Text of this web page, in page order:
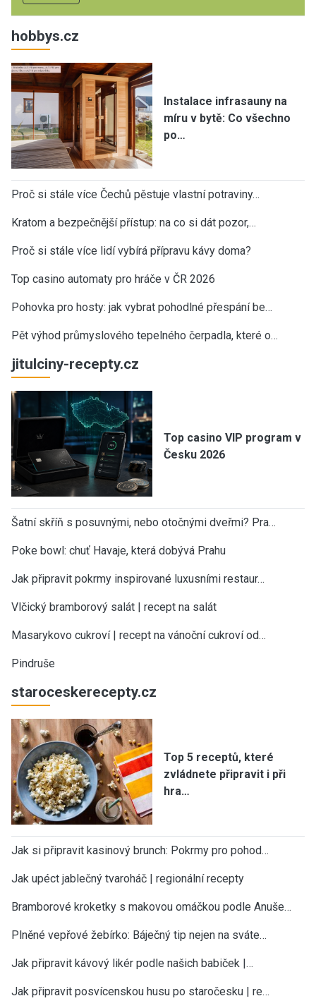
hobbys.cz
Instalace infrasauny na
míru v bytě: Co všechno
po…
Proč si stále více Čechů pěstuje vlastní potraviny…
Kratom a bezpečnější přístup: na co si dát pozor,…
Proč si stále více lidí vybírá přípravu kávy doma?
Top casino automaty pro hráče v ČR 2026
Pohovka pro hosty: jak vybrat pohodlné přespání be…
Pět výhod průmyslového tepelného čerpadla, které o…
jitulciny-recepty.cz
Top casino VIP program v
Česku 2026
Šatní skříň s posuvnými, nebo otočnými dveřmi? Pra…
Poke bowl: chuť Havaje, která dobývá Prahu
Jak připravit pokrmy inspirované luxusními restaur…
Vlčický bramborový salát | recept na salát
Masarykovo cukroví | recept na vánoční cukroví od…
Pindruše
staroceskerecepty.cz
Top 5 receptů, které
zvládnete připravit i při
hra…
Jak si připravit kasinový brunch: Pokrmy pro pohod…
Jak upéct jablečný tvaroháč | regionální recepty
Bramborové kroketky s makovou omáčkou podle Anuše…
Plněné vepřové žebírko: Báječný tip nejen na sváte…
Jak připravit kávový likér podle našich babiček |…
Jak připravit posvícenskou husu po staročesku | re…